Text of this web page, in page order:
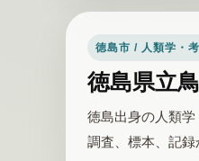
徳島市 / 人類学・
徳島県立
徳島出身の人類学
調査、標本、記録